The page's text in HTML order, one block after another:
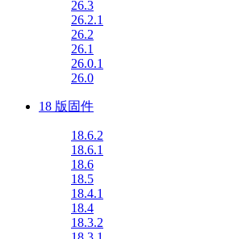
26.3
26.2.1
26.2
26.1
26.0.1
26.0
18 版固件
18.6.2
18.6.1
18.6
18.5
18.4.1
18.4
18.3.2